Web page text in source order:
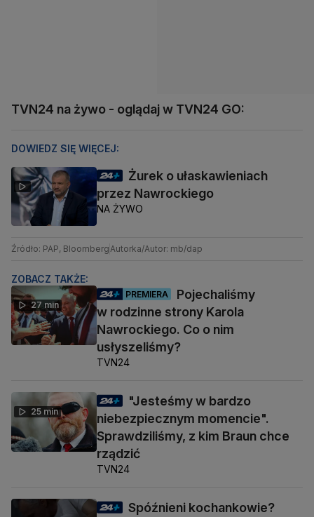
TVN24 na żywo - oglądaj w TVN24 GO:
DOWIEDZ SIĘ WIĘCEJ:
Żurek o ułaskawieniach
przez Nawrockiego
NA ŻYWO
Źródło: PAP, BloombergAutorka/Autor: mb/dap
ZOBACZ TAKŻE:
27 min
PREMIERA
Pojechaliśmy
w rodzinne strony Karola
Nawrockiego. Co o nim
usłyszeliśmy?
TVN24
25 min
"Jesteśmy w bardzo
niebezpiecznym momencie".
Sprawdziliśmy, z kim Braun chce
rządzić
TVN24
Spóźnieni kochankowie?